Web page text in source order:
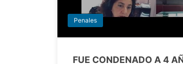
Penales
FUE CONDENADO A 4